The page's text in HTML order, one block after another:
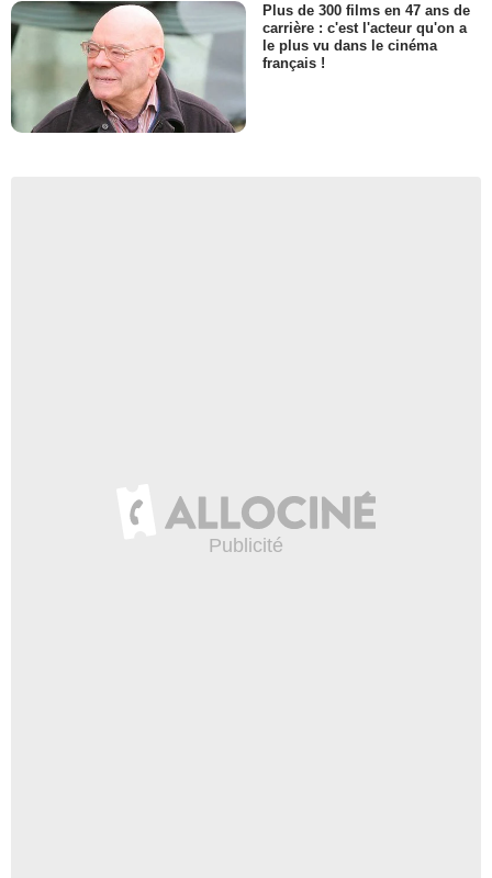
Plus de 300 films en 47 ans de
carrière : c'est l'acteur qu'on a
le plus vu dans le cinéma
français !